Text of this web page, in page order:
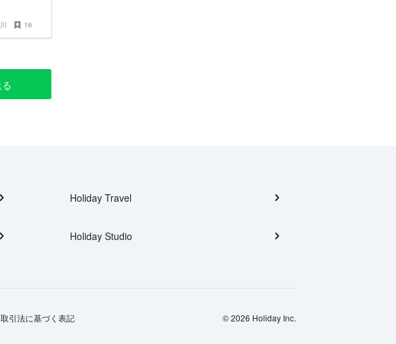
16
Holiday Travel
Holiday Studio
引法に基づく表記 © 2026 Holiday Inc.